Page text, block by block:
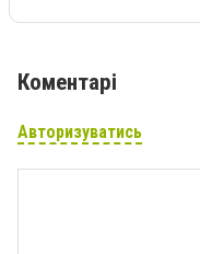
Коментарі
Авторизуватись